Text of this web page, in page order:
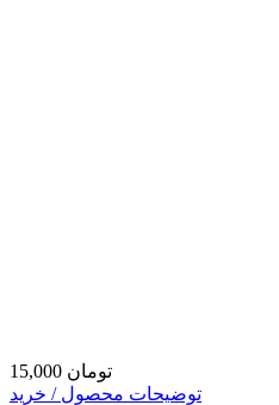
15,000 تومان
توضیحات محصول / خرید